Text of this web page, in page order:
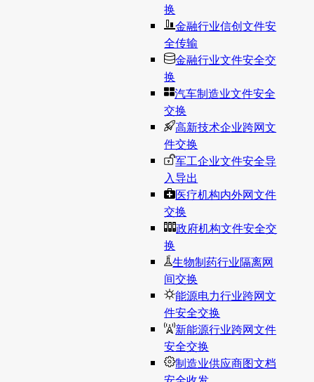
换
金融行业信创文件安
全传输
金融行业文件安全交
换
汽车制造业文件安全
交换
高新技术企业跨网文
件交换
军工企业文件安全导
入导出
医疗机构内外网文件
交换
政府机构文件安全交
换
生物制药行业隔离网
间交换
能源电力行业跨网文
件安全交换
新能源行业跨网文件
安全交换
制造业供应商图文档